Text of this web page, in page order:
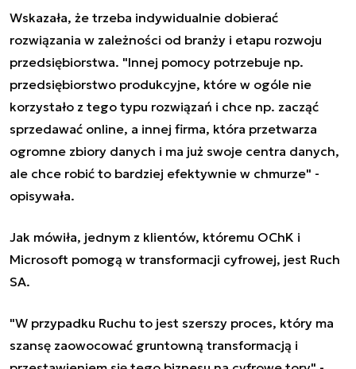
Wskazała, że trzeba indywidualnie dobierać
rozwiązania w zależności od branży i etapu rozwoju
przedsiębiorstwa. "Innej pomocy potrzebuje np.
przedsiębiorstwo produkcyjne, które w ogóle nie
korzystało z tego typu rozwiązań i chce np. zacząć
sprzedawać online, a innej firma, która przetwarza
ogromne zbiory danych i ma już swoje centra danych,
ale chce robić to bardziej efektywnie w chmurze" -
opisywała.
Jak mówiła, jednym z klientów, któremu OChK i
Microsoft pomogą w transformacji cyfrowej, jest Ruch
SA.
"W przypadku Ruchu to jest szerszy proces, który ma
szansę zaowocować gruntowną transformacją i